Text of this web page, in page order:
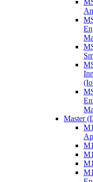
Master